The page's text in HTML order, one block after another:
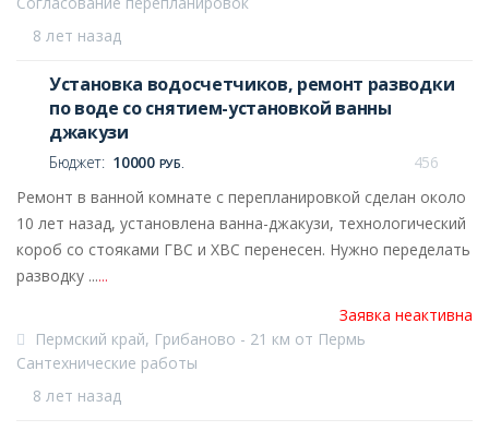
8 лет назад
Установка водосчетчиков, ремонт разводки
по воде со снятием-установкой ванны
джакузи
Бюджет: 10000 РУБ.
456
Ремонт в ванной комнате с перепланировкой сделан около
10 лет назад, установлена ванна-джакузи, технологический
короб со стояками ГВС и ХВС перенесен. Нужно переделать
разводку ......
Заявка неактивна
8 лет назад
Пермский край, Грибаново - 21 км от Пермь
Сантехнические работы